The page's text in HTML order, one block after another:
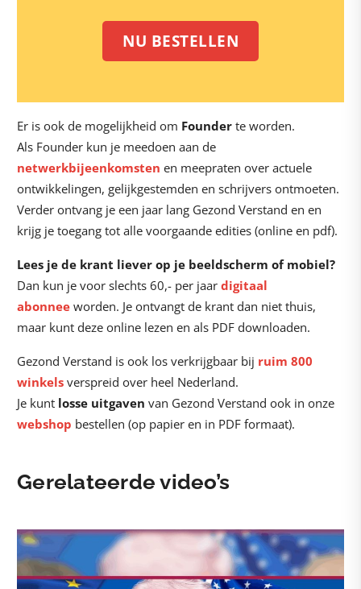
NU BESTELLEN
Er is ook de mogelijkheid om Founder te worden.
Als Founder kun je meedoen aan de
netwerkbijeenkomsten en meepraten over actuele
ontwikkelingen, gelijkgestemden en schrijvers ontmoeten.
Verder ontvang je een jaar lang Gezond Verstand en en
krijg je toegang tot alle voorgaande edities (online en pdf).
Lees je de krant liever op je beeldscherm of mobiel?
Dan kun je voor slechts 60,- per jaar digitaal
abonnee worden. Je ontvangt de krant dan niet thuis,
maar kunt deze online lezen en als PDF downloaden.
Gezond Verstand is ook los verkrijgbaar bij ruim 800
winkels verspreid over heel Nederland.
Je kunt losse uitgaven van Gezond Verstand ook in onze
webshop bestellen (op papier en in PDF formaat).
Gerelateerde video’s